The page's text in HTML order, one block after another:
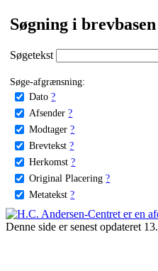
Søgning i brevbasen
Søgetekst
Søge-afgrænsning:
Dato ?
Afsender ?
Modtager ?
Brevtekst ?
Herkomst ?
Original Placering ?
Metatekst ?
Denne side er senest opdateret